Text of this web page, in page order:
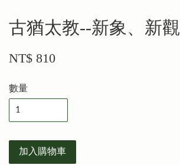
古猶太教--新象、新觀
NT$ 810
數量
加入購物車